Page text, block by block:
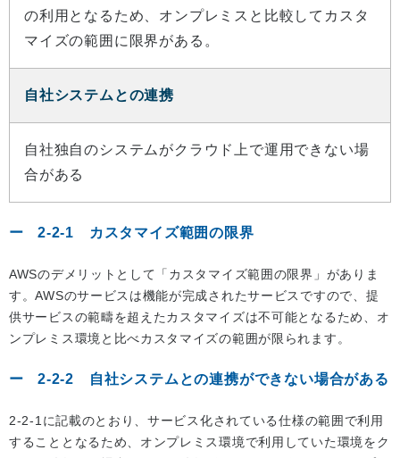
の利用となるため、オンプレミスと比較してカスタ
マイズの範囲に限界がある。
自社システムとの連携
自社独自のシステムがクラウド上で運用できない場
合がある
2-2-1 カスタマイズ範囲の限界
AWSのデメリットとして「カスタマイズ範囲の限界」がありま
す。AWSのサービスは機能が完成されたサービスですので、提
供サービスの範疇を超えたカスタマイズは不可能となるため、オ
ンプレミス環境と比べカスタマイズの範囲が限られます。
2-2-2 自社システムとの連携ができない場合がある
2-2-1に記載のとおり、サービス化されている仕様の範囲で利用
することとなるため、オンプレミス環境で利用していた環境をク